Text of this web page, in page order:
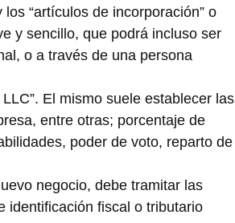
“artículos de incorporación” o
y sencillo, que podrá incluso ser
o a través de una persona
El mismo suele establecer las
entre otras; porcentaje de
poder de voto, reparto de
negocio, debe tramitar las
identificación fiscal o tributario